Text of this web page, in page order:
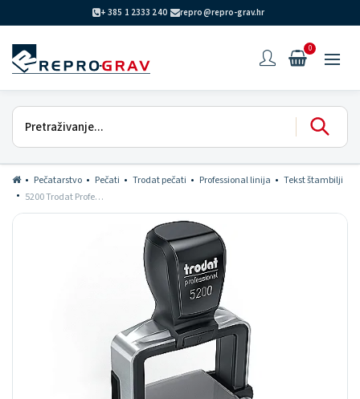
+ 385 1 2333 240 repro@repro-grav.hr
0
Pečatarstvo Pečati Trodat pečati Professional linija
Tekst štambilji
5200 Trodat Professional